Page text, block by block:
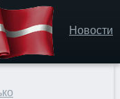
Новости